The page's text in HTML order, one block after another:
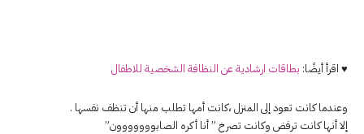
♥ اقرأ أيضًا: بطاقات ارشادية عن النظافة الشخصية للاطفال
وعندما كانت تعود إلى المنزل ،كانت أمها تطلب منها أن تنظف نفسها .
إلا أنها كانت ترفض وكانت تصرخ ” أنا أكره الصابووووووون”